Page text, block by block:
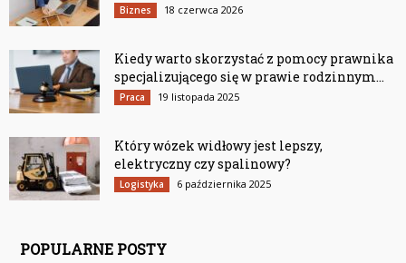
Biznes 18 czerwca 2026
Kiedy warto skorzystać z pomocy prawnika
specjalizującego się w prawie rodzinnym...
Praca 19 listopada 2025
Który wózek widłowy jest lepszy,
elektryczny czy spalinowy?
Logistyka 6 października 2025
POPULARNE POSTY